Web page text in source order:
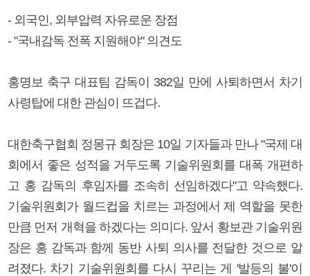
- 외국인, 외부압력 자유로운 장점
- "국내감독 전폭 지원해야" 의견도
홍명보 축구 대표팀 감독이 382일 만에 사퇴하면서 차기
사령탑에 대한 관심이 뜨겁다.
대한축구협회 정몽규 회장은 10일 기자들과 만나 "국제 대
회에서 좋은 성적을 거두도록 기술위원회를 대폭 개편하
고 홍 감독의 후임자를 조속히 선임하겠다"고 약속했다.
기술위원회가 월드컵을 치르는 과정에서 제 역할을 못한
만큼 먼저 개혁을 하겠다는 의미다. 앞서 황보관 기술위원
장은 홍 감독과 함께 동반 사퇴 의사를 전달한 것으로 알
려졌다. 차기 기술위원회를 다시 꾸리는 게 '발등의 불'이